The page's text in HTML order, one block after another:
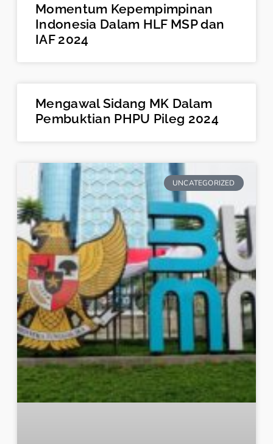
Momentum Kepempimpinan
Indonesia Dalam HLF MSP dan
IAF 2024
Mengawal Sidang MK Dalam
Pembuktian PHPU Pileg 2024
UNCATEGORIZED